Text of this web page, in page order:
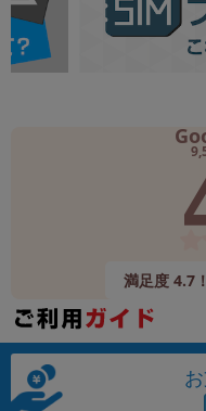
満足度 4.7